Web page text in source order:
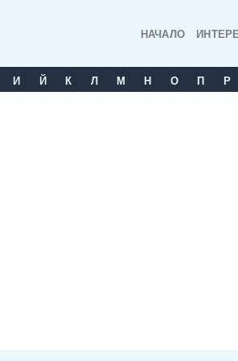
НАЧАЛО
И Й К Л М Н О П Р